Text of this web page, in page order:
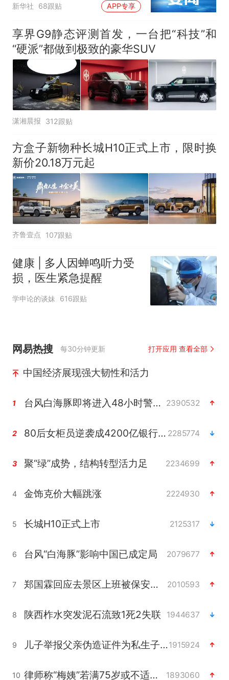
新华社 68跟贴 APP专享
享界G9静态评测首发，一台把“科技”和
“硬派”都做到极致的豪华SUV
潇湘晨报 312跟贴
方盒子新物种长城H10正式上市，限时换
新价20.18万元起
齐鲁壹点 107跟贴
健康 | 多人因蝉鸣听力受
损，医生紧急提醒
学申论的谈妹 616跟贴
网易热搜 每30分钟更新 打开应用 查看全部
中国经济展现强大韧性和活力
1 台风白海豚即将进入48小时警戒线 2390532
2 80后女柜员逆袭成4200亿银行副行长 2285774
3 聚“绿”成势，结构转型活力足 2234699
4 金饰克价大幅跳涨 2224930
5 长城H10正式上市 2125317
6 台风“白海豚”影响中国已成定局 2079677
7 郑国霖回应去景区上班被保安拦下 2010593
8 陕西柞水突发泥石流致1死2失联 1944637
9 儿子举报父亲伪造证件为私生子落户1915924
10 律师称“梅姨”若满75岁或不适用死刑 1893060